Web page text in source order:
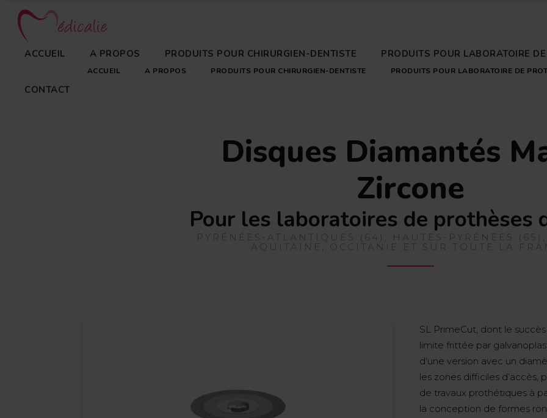
ACCUEIL A PROPOS PRODUITS POUR CHIRURGIEN-DENTISTE PRODUITS POUR LABORATOIRE DE
ACCUEIL A PROPOS PRODUITS POUR CHIRURGIEN-DENTISTE PRODUITS POUR LABORATOIRE
CONTACT
Disques Diamantés
Zircone
Pour les laboratoires de prothèses
SL PrimeCut, dont le
limite frittée par
d‘une version avec un
les zones difficiles
de travaux prothétiques à
la conception de formes